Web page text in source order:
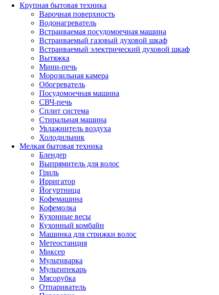
Крупная бытовая техника
Варочная поверхность
Водонагреватель
Встраиваемая посудомоечная машина
Встраиваемый газовый духовой шкаф
Встраиваемый электрический духовой шкаф
Вытяжка
Мини-печь
Морозильная камера
Обогреватель
Посудомоечная машина
СВЧ-печь
Сплит система
Стиральная машина
Увлажнитель воздуха
Холодильник
Мелкая бытовая техника
Блендер
Выпрямитель для волос
Гриль
Ирригатор
Йогуртница
Кофемашина
Кофемолка
Кухонные весы
Кухонный комбайн
Машинка для стрижки волос
Метеостанция
Миксер
Мультиварка
Мультипекарь
Мясорубка
Отпариватель